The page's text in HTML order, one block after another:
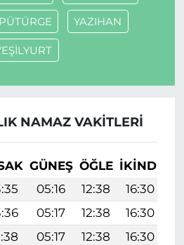
PÜTÜRGE YAZIHAN
NAMAZ VAKITLERI
GÜNEŞ ÖĞLE İKINDI
05:16 12:38 16:30
05:17 12:38 16:30
05:17 12:38 16:30